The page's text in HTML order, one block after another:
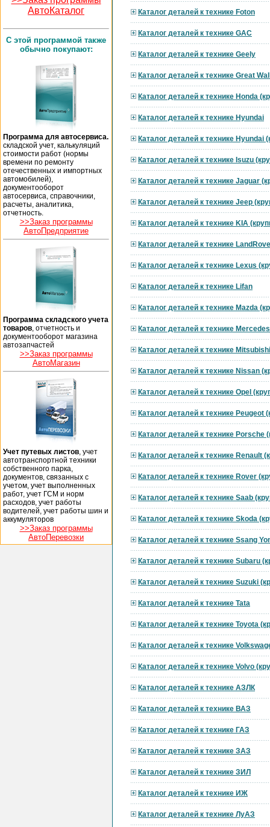
АвтоКаталог
C этой программой также
обычно покупают:
Программа для автосервиса.
складской учет, калькуляций
стоимости работ (нормы
времени по ремонту
отечественных и импортных
автомобилей),
документооборот
автосервиса, справочники,
расчеты, аналитика,
отчетность.
>>Заказ программы
АвтоПредприятие
Программа складского учета
товаров , отчетность и
документооборот магазина
автозапчастей
>>Заказ программы
АвтоМагазин
Учет путевых листов , учет
автотранспортной техники
собственного парка,
документов, связанных с
учетом, учет выполненных
работ, учет ГСМ и норм
расходов, учет работы
водителей, учет работы шин и
аккумуляторов
>>Заказ программы
АвтоПеревозки
Каталог деталей к технике Foton
Каталог деталей к технике GAC
Каталог деталей к технике Geely
Каталог деталей к технике Great
Каталог деталей к технике Honda
Каталог деталей к технике Hyundai
Каталог деталей к технике Hyundai
Каталог деталей к технике Isuzu
Каталог деталей к технике Jaguar
Каталог деталей к технике Jeep
Каталог деталей к технике KIA
Каталог деталей к технике
Каталог деталей к технике Lexus
Каталог деталей к технике Lifan
Каталог деталей к технике Mazda
Каталог деталей к технике
Каталог деталей к технике
Каталог деталей к технике Nissan
Каталог деталей к технике Opel
Каталог деталей к технике Peugeot
Каталог деталей к технике Porsche
Каталог деталей к технике Renault
Каталог деталей к технике Rover
Каталог деталей к технике Saab
Каталог деталей к технике Skoda
Каталог деталей к технике Ssang
Каталог деталей к технике Subaru
Каталог деталей к технике Suzuki
Каталог деталей к технике Tata
Каталог деталей к технике Toyota
Каталог деталей к технике
Каталог деталей к технике Volvo
Каталог деталей к технике АЗЛК
Каталог деталей к технике ВАЗ
Каталог деталей к технике ГАЗ
Каталог деталей к технике ЗАЗ
Каталог деталей к технике ЗИЛ
Каталог деталей к технике ИЖ
Каталог деталей к технике ЛуАЗ